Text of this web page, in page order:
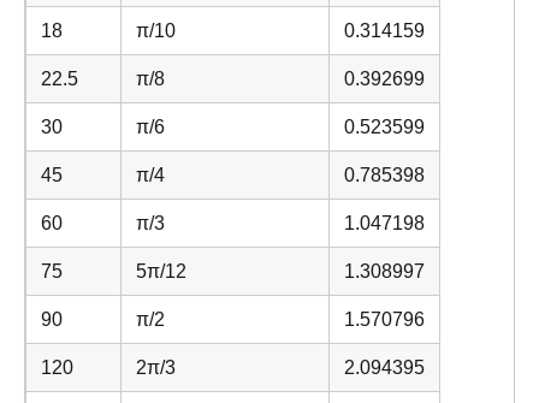
18 π/10 0.314159
22.5 π/8 0.392699
30 π/6 0.523599
45 π/4 0.785398
60 π/3 1.047198
75 5π/12 1.308997
90 π/2 1.570796
120 2π/3 2.094395